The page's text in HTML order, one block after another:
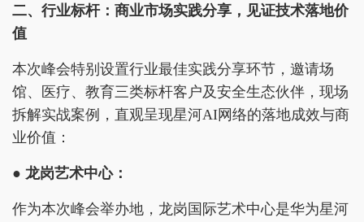
二、行业标杆：商业市场实践分享，见证技术落地价
值
本次峰会特别设置行业最佳实践分享环节，邀请场
馆、医疗、教育三类标杆客户及安全生态伙伴，现场
拆解实战案例，直观呈现星河AI网络的落地成效与商
业价值：
● 龙岗艺术中心：
作为本次峰会举办地，龙岗国际艺术中心是华为星河